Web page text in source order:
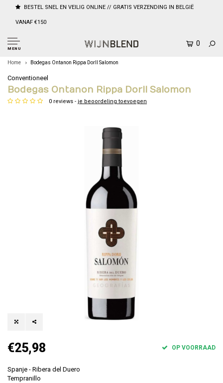
BESTEL SNEL EN VEILIG ONLINE // GRATIS VERZENDING IN BELGIË
VANAF €150
MENU
0
Home Bodegas Ontanon Rippa DorII Salomon
Conventioneel
Bodegas Ontanon Rippa DorII Salomon
0 reviews - je beoordeling toevoegen
€25,98 OP VOORRAAD
Spanje - Ribera del Duero
Tempranillo